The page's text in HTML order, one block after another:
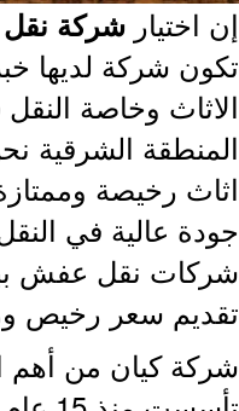
اختيارشركة نقل
شركة لديها
وخاصة النقل
الشرقية
رخيصة
عالية في
نقل عفش
سعر رخيص
كيان من أهم